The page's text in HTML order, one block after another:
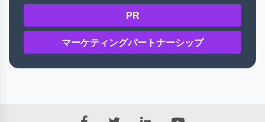
PR
マーケティングパートナーシップ